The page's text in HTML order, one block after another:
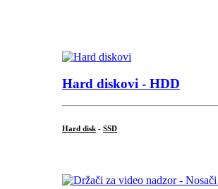
Hard diskovi - HDD
Hard disk - SSD